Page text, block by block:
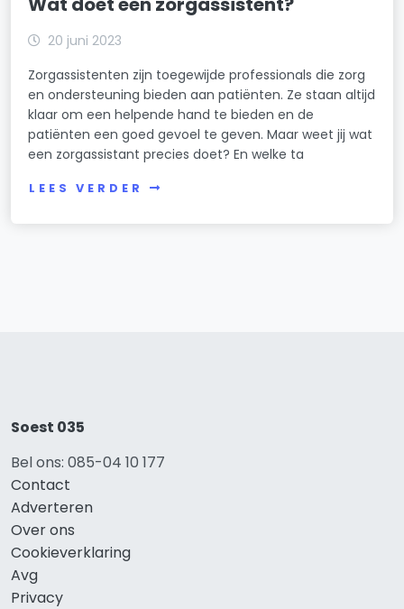
20 juni 2023
Zorgassistenten zijn toegewijde professionals die zorg
en ondersteuning bieden aan patiënten. Ze staan altijd
klaar om een helpende hand te bieden en de
patiënten een goed gevoel te geven. Maar weet jij wat
een zorgassistant precies doet? En welke ta
LEES VERDER
Soest 035
Bel ons: 085-04 10 177
Contact
Adverteren
Over ons
Cookieverklaring
Avg
Privacy